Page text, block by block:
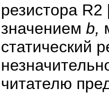
резистора
значением b,
статический
читателю